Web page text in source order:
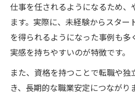
仕事を任されるようになるため、
ます。実際に、未経験からスター
を得られるようになった事例も多
実感を持ちやすいのが特徴です。
また、資格を持つことで転職や独
き、長期的な職業安定につながり